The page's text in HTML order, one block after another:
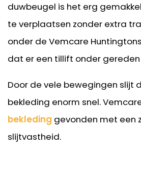
duwbeugel is het erg
te verplaatsen zonder extra
onder de Vemcare
dat er een tillift onder gereden
Door de vele bewegingen slijt
bekleding enorm snel.
bekleding gevonden met een
slijtvastheid.